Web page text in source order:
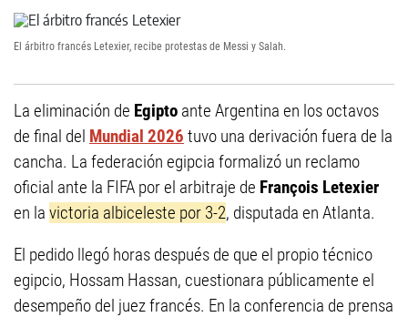
El árbitro francés Letexier, recibe protestas de Messi y Salah.
La eliminación de Egipto ante Argentina en los octavos
de final del Mundial 2026 tuvo una derivación fuera de la
cancha. La federación egipcia formalizó un reclamo
oficial ante la FIFA por el arbitraje de François Letexier
en la victoria albiceleste por 3-2, disputada en Atlanta.
El pedido llegó horas después de que el propio técnico
egipcio, Hossam Hassan, cuestionara públicamente el
desempeño del juez francés. En la conferencia de prensa